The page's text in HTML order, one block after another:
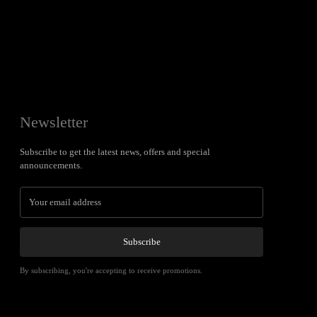
Newsletter
Subscribe to get the latest news, offers and special
announcements.
Subscribe
By subscribing, you're accepting to receive promotions.